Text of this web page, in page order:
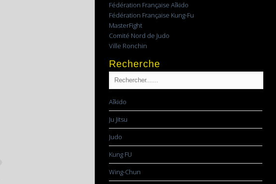
Fédération Française Aîkido
Fédération Française Kung-Fu
MasterFight
Comité Nord de Judo
Ville Ronchin
Recherche
Aîkido
Ju Jitsu
Judo
Kung FU
Wing-Chun